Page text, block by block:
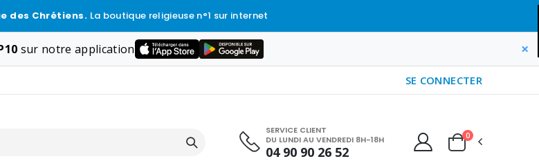
des Chrétiens. La boutique religieuse n°1 sur internet
sur notre application ×
SE CONNECTER
SERVICE CLIENT
DU LUNDI AU VENDREDI 8H-18H
04 90 90 26 52
0